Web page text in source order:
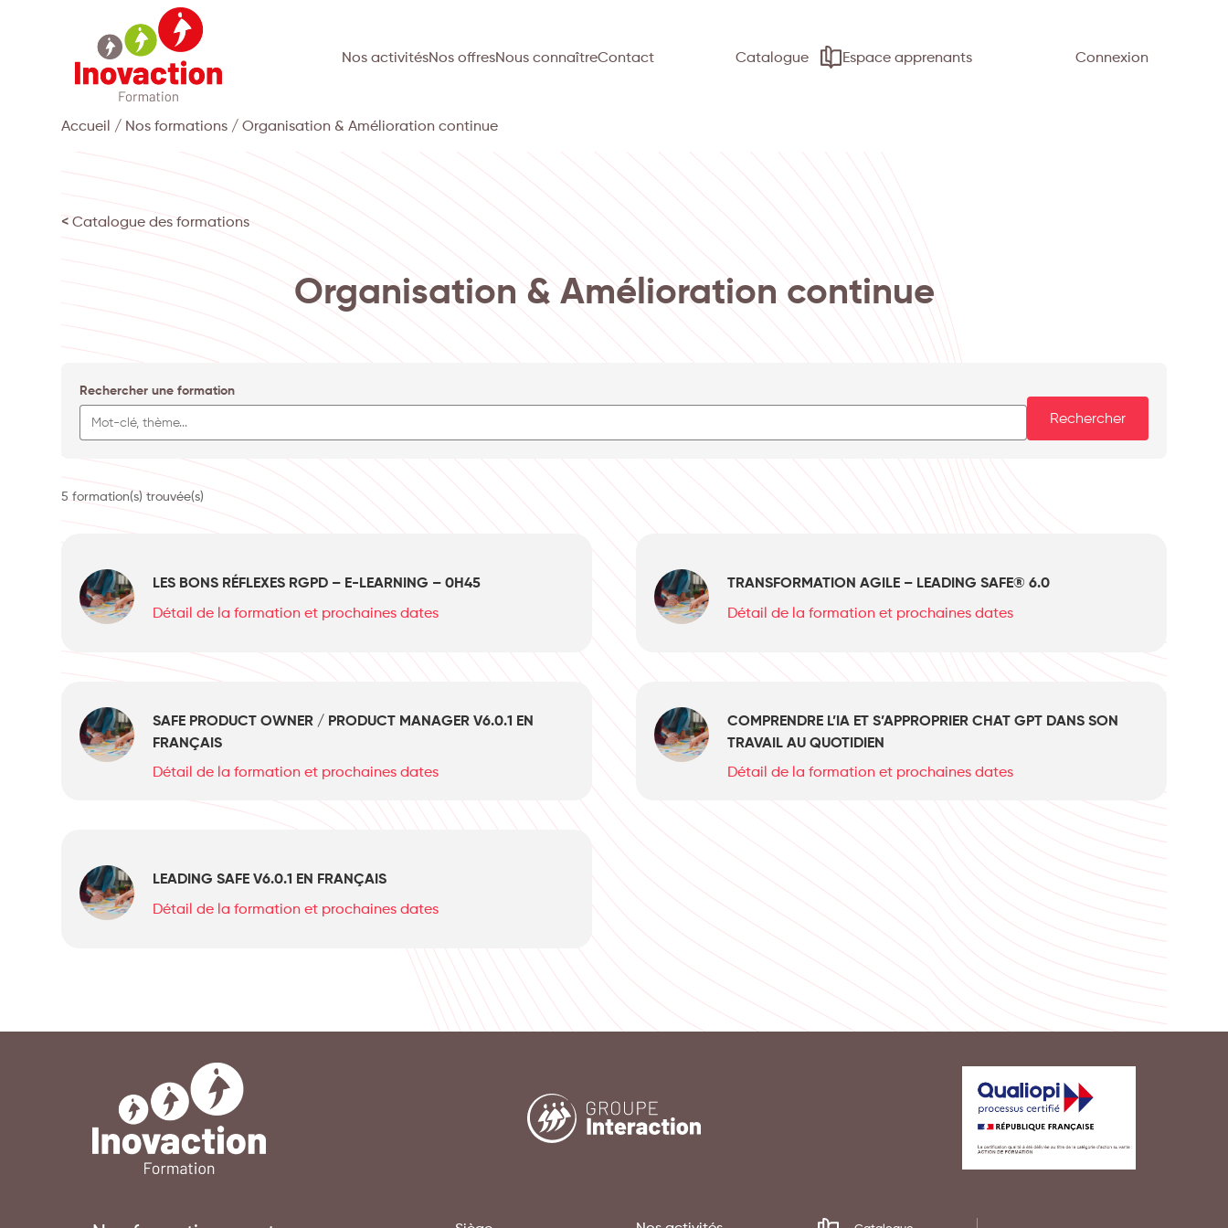
Nos activitésNos offresNous connaîtreContact Catalogue Espace apprenants Connexion
Accueil / Nos formations / Organisation & Amélioration continue
< Catalogue des formations
Organisation & Amélioration continue
Rechercher une formation
Rechercher
5 formation(s) trouvée(s)
LES BONS RÉFLEXES RGPD – E-LEARNING – 0H45
Détail de la formation et prochaines dates
TRANSFORMATION AGILE – LEADING SAFE® 6.0
Détail de la formation et prochaines dates
SAFE PRODUCT OWNER / PRODUCT MANAGER V6.0.1 EN
FRANÇAIS
Détail de la formation et prochaines dates
COMPRENDRE L’IA ET S’APPROPRIER CHAT GPT DANS SON
TRAVAIL AU QUOTIDIEN
Détail de la formation et prochaines dates
LEADING SAFE V6.0.1 EN FRANÇAIS
Détail de la formation et prochaines dates